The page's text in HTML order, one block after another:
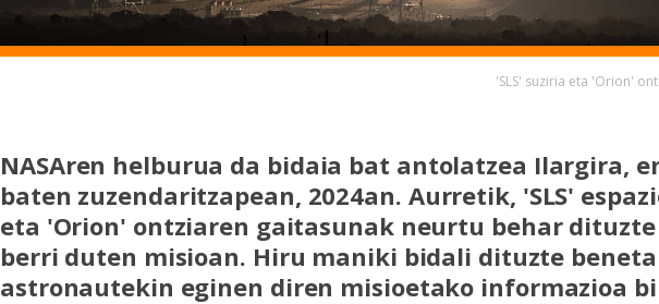
'SLS' suziria eta 'Orion'
NASAren helburua da bidaia bat antolatzea Ilargira,
baten zuzendaritzapean, 2024an. Aurretik, 'SLS'
eta 'Orion' ontziaren gaitasunak neurtu behar
berri duten misioan. Hiru maniki bidali dituzte
astronautekin eginen diren misioetako informazioa